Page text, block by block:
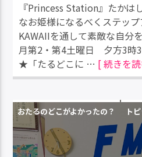
『Princess Station』たかは
なお姫様になるべくステッ
KAWAIIを通して素敵な自分
月第2・第4土曜日 夕方3時
★「たるどこに … [ 続きを
おたるのどこがよかったの？ ト